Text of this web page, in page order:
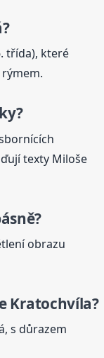
třída), které
texty Miloše
obrazu
Kratochvíla?
s důrazem